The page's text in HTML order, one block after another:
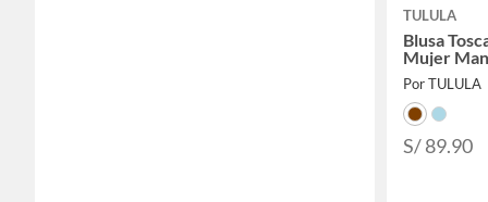
TULULA
Blusa
Mujer
Por TULULA
S/ 89.90